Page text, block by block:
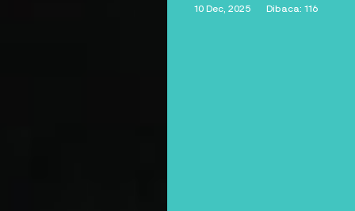
10 Dec, 2025
Dibaca: 116